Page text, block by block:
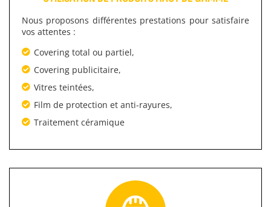
Nous proposons différentes prestations pour satisfaire
vos attentes :
Covering total ou partiel,
Covering publicitaire,
Vitres teintées,
Film de protection et anti-rayures,
Traitement céramique